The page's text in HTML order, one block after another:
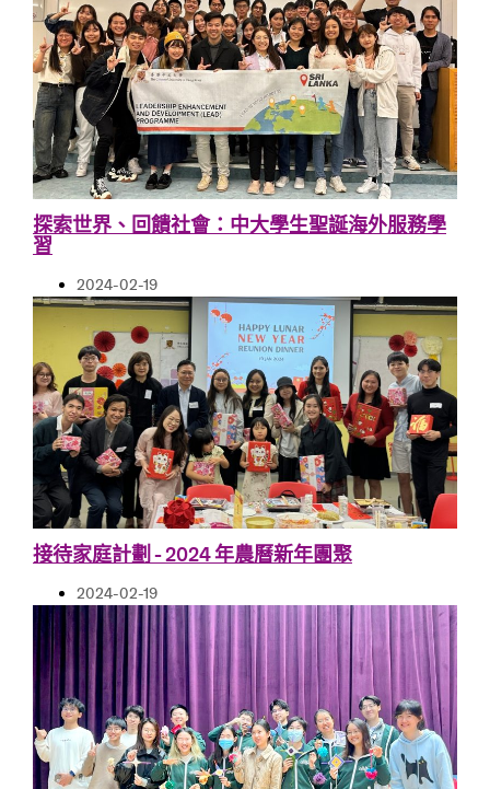
探索世界、回饋社會：中大學生聖誕海外服務學
習
2024-02-19
接待家庭計劃 - 2024 年農曆新年團聚
2024-02-19